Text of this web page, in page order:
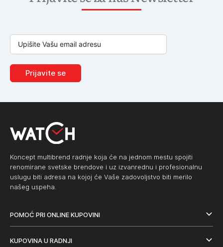
Prijavite se
Koncept multibrend radnje koja će na jednom mestu spojiti
renomirane svetske brendove i uz izvanrednu i profesionalnu
uslugu biti adresa na kojoj će Vaše zadovoljstvo biti merilo
našeg uspeha.
POMOĆ PRI ONLINE KUPOVINI
KUPOVINA U RADNJI